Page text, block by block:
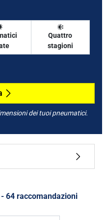
Quattro
stagioni
dei tuoi pneumatici.
64 raccomandazioni